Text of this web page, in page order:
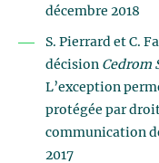
décembre 2018
S. Pierrard et C.
décision Cedrom
L’exception
protégée par
communication
2017